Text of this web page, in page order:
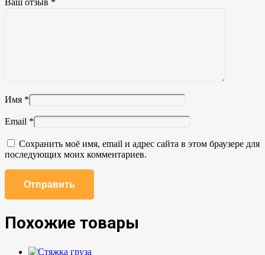
Имя *
Email *
Сохранить моё имя, email и адрес сайта в этом браузере для
последующих моих комментариев.
Похожие товары